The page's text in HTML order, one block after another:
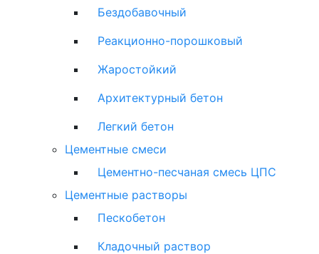
Бездобавочный
Реакционно-порошковый
Жаростойкий
Архитектурный бетон
Легкий бетон
Цементные смеси
Цементно-песчаная смесь ЦПС
Цементные растворы
Пескобетон
Кладочный раствор